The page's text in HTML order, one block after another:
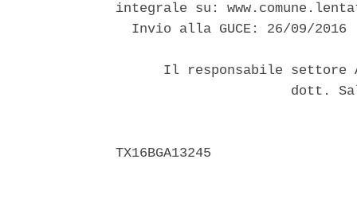
integrale su:
  Invio alla GUCE: 26/09/2016
Il responsabile
dott.